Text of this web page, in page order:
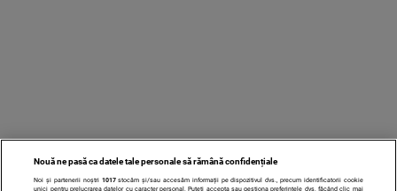
Nouă ne pasă ca datele tale personale să rămână confidențiale
Noi și partenerii noștri 1017stocăm și/sau accesăm informații pe dispozitivul dvs., precum identificatorii cookie
unici pentru prelucrarea datelor cu caracter personal. Puteți accepta sau gestiona preferințele dvs. făcând clic mai